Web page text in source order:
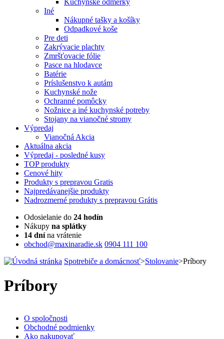
Kuchynské odmerky
Iné
Nákupné tašky a košíky
Odpadkové koše
Pre deti
Zakrývacie plachty
Zmršťovacie fólie
Pasce na hlodavce
Batérie
Príslušenstvo k autám
Kuchynské nože
Ochranné pomôcky
Nožnice a iné kuchynské potreby
Stojany na vianočné stromy
Výpredaj
Vianočná Akcia
Aktuálna akcia
Výpredaj - posledné kusy
TOPprodukty
Cenové hity
Produkty s prepravou Gratis
Najpredávanejšie produkty
Nadrozmerné produkty s prepravou Grátis
Odosielanie do 24 hodín
Nákupy na splátky
14 dnína vrátenie
obchod@maxinaradie.sk 0904 111 100
Spotrebiče a domácnosť>Stolovanie>Príbory
Príbory
O spoločnosti
Obchodné podmienky
Ako nakupovať